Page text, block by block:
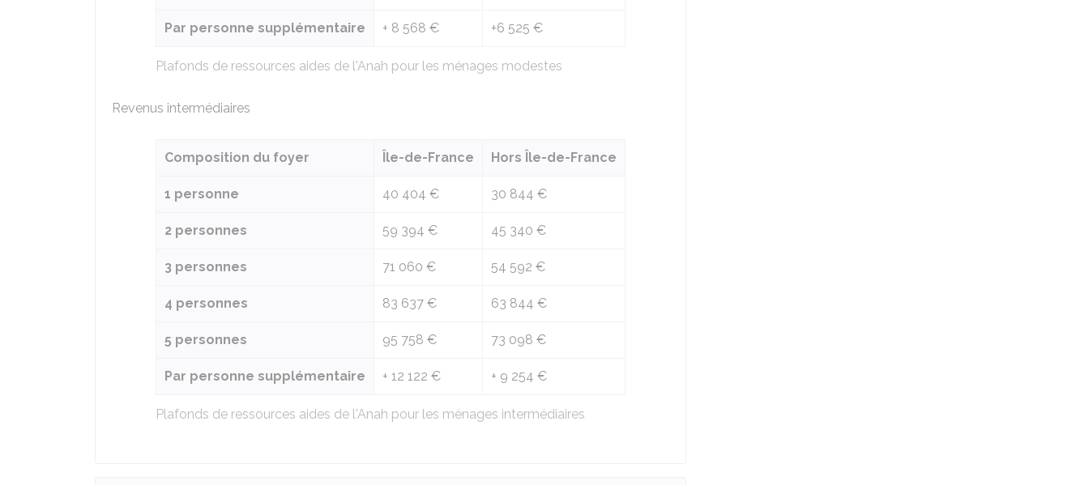
Plafonds de ressources aides de l'Anah pour les ménages modestes
Par personne supplémentaire + 8 568 € +6 525 €
Revenus intermédiaires
Plafonds de ressources aides de l'Anah pour les ménages intermédiaires
Composition du foyer Île-de-France Hors Île-de-France
1 personne 40 404 € 30 844 €
2 personnes 59 394 € 45 340 €
3 personnes 71 060 € 54 592 €
4 personnes 83 637 € 63 844 €
5 personnes 95 758 € 73 098 €
Par personne supplémentaire + 12 122 € + 9 254 €